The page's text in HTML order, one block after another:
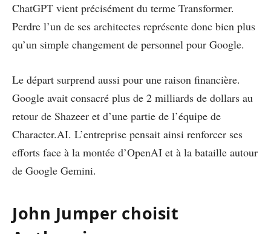
ChatGPT vient précisément du terme Transformer.
Perdre l’un de ses architectes représente donc bien plus
qu’un simple changement de personnel pour Google.
Le départ surprend aussi pour une raison financière.
Google avait consacré plus de 2 milliards de dollars au
retour de Shazeer et d’une partie de l’équipe de
Character.AI. L’entreprise pensait ainsi renforcer ses
efforts face à la montée d’OpenAI et à la bataille autour
de Google Gemini.
John Jumper choisit